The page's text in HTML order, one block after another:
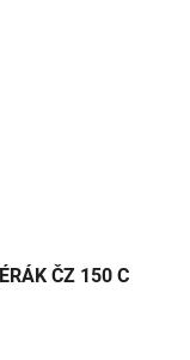
ČZ 150 C